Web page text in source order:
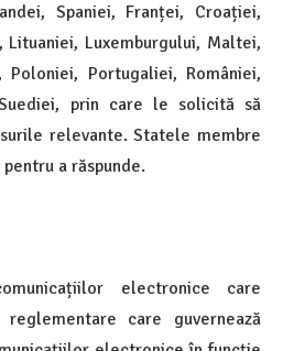
Spaniei, Franței, Croației,
Luxemburgului, Maltei,
Portugaliei, României,
prin care le solicită să
relevante. Statele membre
a răspunde.
electronice care
care guvernează